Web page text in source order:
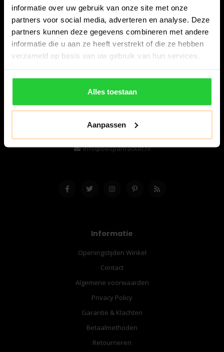
informatie over uw gebruik van onze site met onze
partners voor social media, adverteren en analyse. Deze
partners kunnen deze gegevens combineren met andere
informatie die u aan ze heeft verstrekt of die ze hebben
verzameld op basis van uw gebruik van hun services.
Alles toestaan
Aanpassen
Bespanracket.nl is dé racketspecialist van Lelystad en
omstreken.
Snijdersstraat 6
8224 AA Lelystad
Nederland
06-57276080
info@bespanracket.nl
Informatie
Openingstijden Winkel
Contact
Algemene voorwaarden
Privacy Policy
Garantie & Klachten
Betaalmethoden
Retourneren